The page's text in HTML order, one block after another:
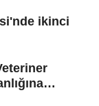
ikinci